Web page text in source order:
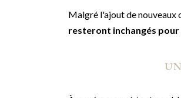
Malgré l'ajout de nouveaux
resteront inchangés pour